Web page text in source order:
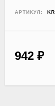
АРТИКУЛ:
942 ₽